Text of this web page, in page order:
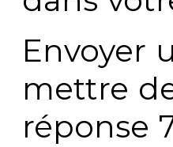
Envoyer
mettre
réponse